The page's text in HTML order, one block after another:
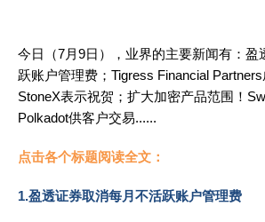
今日（7月9日），业界的主要新闻有：盈
跃账户管理费 ；Tigress Financial
StoneX表示祝贺；扩大加密产品范围！
Polkadot供客户交易......
点击各个标题阅读全文：
1.盈透证券取消每月不活跃账户管理费